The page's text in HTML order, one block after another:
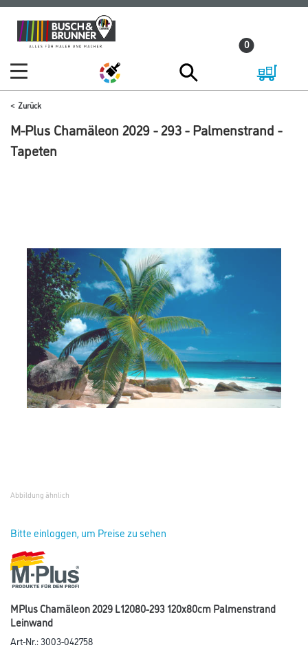
Zum
Inhalt
Zum
Navigationsmenü
0
Zurück
M-Plus Chamäleon 2029 - 293 - Palmenstrand -
Tapeten
Abbildung ähnlich
Bitte einloggen, um Preise zu sehen
MPlus Chamäleon 2029 L12080-293 120x80cm Palmenstrand
Leinwand
Art-Nr.:3003-042758